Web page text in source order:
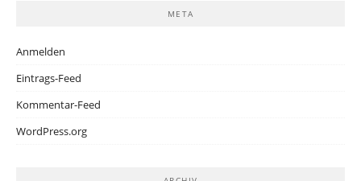
META
Anmelden
Eintrags-Feed
Kommentar-Feed
WordPress.org